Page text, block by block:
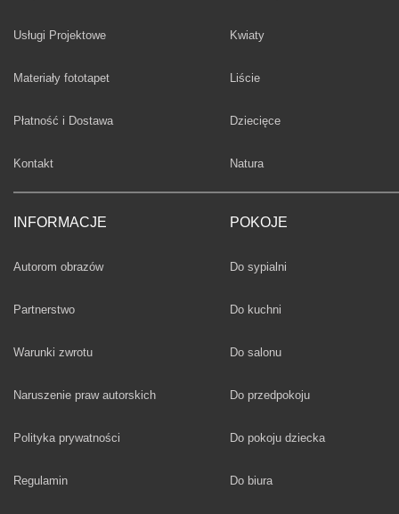
Usługi Projektowe
Materiały fototapet
Płatność i Dostawa
Kontakt
INFORMACJE
Autorom obrazów
Partnerstwo
Warunki zwrotu
Naruszenie praw autorskich
Polityka prywatności
Regulamin
Fototapety
Kwiaty
Fototapety
Liście
Fototapety
Dziecięce
Fototapety
Natura
POKOJE
Fototapety
Do sypialni
Fototapety
Do kuchni
Fototapety
Do salonu
Fototapety
Do przedpokoju
Fototapety
Do pokoju dziecka
Fototapety
Do biura